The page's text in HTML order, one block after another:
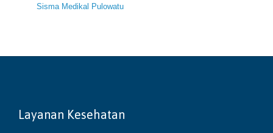
Sisma Medikal Pulowatu
Layanan Kesehatan